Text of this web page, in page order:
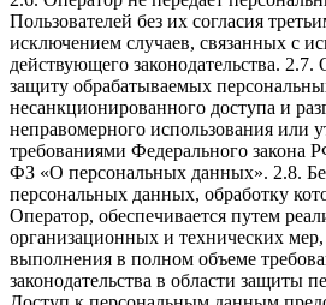
Пользователей без их согласия
исключением случаев, связанных с
действующего законодательства. 2.7.
защиту обрабатываемых
несанкционированного доступа и
неправомерного использования или
требованиями Федерального закона
ФЗ «О персональных данных». 2.8.
персональных данных, обработку
Оператор, обеспечивается путем
организационных и технических
выполнения в полном объеме
законодательства в области защиты